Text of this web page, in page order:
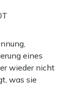
eines
wieder nicht
was sie